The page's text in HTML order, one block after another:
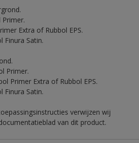
Extra of Rubbol EPS.
Finura Satin.
Primer.
Primer Extra of Rubbol EPS.
Finura Satin.
verwijzen wij
van dit product.